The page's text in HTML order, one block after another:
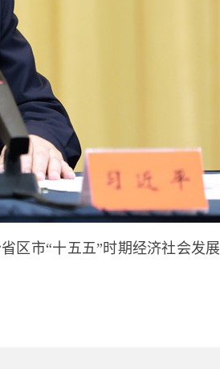
区市“十五五”时期经济社会发